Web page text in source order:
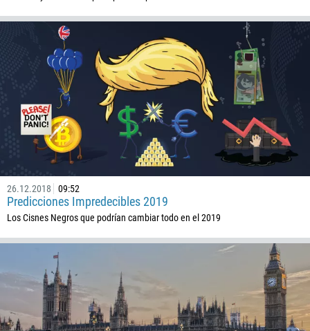
26.12.2018 09:52
Predicciones Impredecibles 2019
Los Cisnes Negros que podrían cambiar todo en el 2019